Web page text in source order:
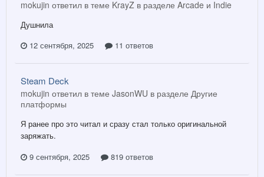
mokujin ответил в теме KrayZ в разделе Arcade и Indie
Душнила
12 сентября, 2025
11 ответов
Steam Deck
mokujin ответил в теме JasonWU в разделе Другие
платформы
Я ранее про это читал и сразу стал только оригинальной
заряжать.
9 сентября, 2025
819 ответов